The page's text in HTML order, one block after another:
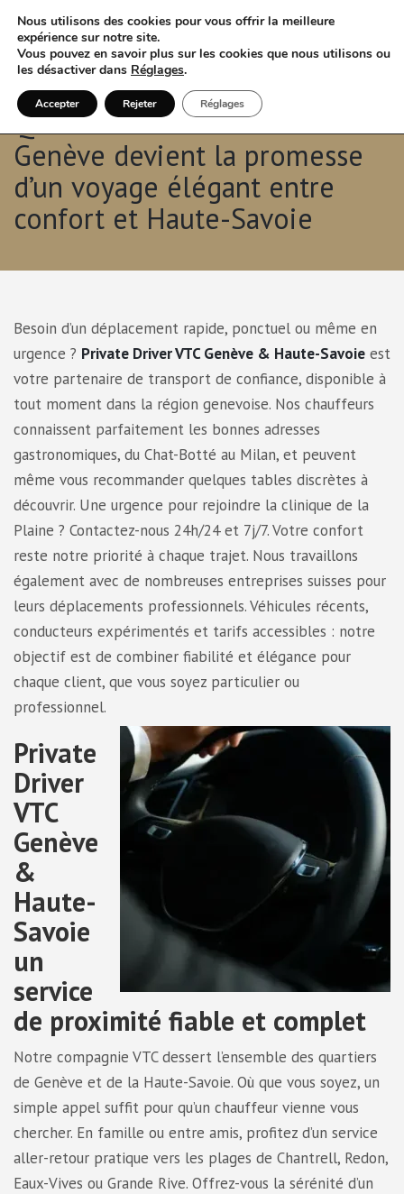
Quand choisir un VTC à
Genève devient la promesse
d’un voyage élégant entre
confort et Haute-Savoie
Besoin d’un déplacement rapide, ponctuel ou même en
urgence ? Private Driver VTC Genève & Haute-Savoie est
votre partenaire de transport de confiance, disponible à
tout moment dans la région genevoise. Nos chauffeurs
connaissent parfaitement les bonnes adresses
gastronomiques, du Chat-Botté au Milan, et peuvent
même vous recommander quelques tables discrètes à
découvrir. Une urgence pour rejoindre la clinique de la
Plaine ? Contactez-nous 24h/24 et 7j/7. Votre confort
reste notre priorité à chaque trajet. Nous travaillons
également avec de nombreuses entreprises suisses pour
leurs déplacements professionnels. Véhicules récents,
conducteurs expérimentés et tarifs accessibles : notre
objectif est de combiner fiabilité et élégance pour
chaque client, que vous soyez particulier ou
professionnel.
Private
Driver
VTC
Genève
&
Haute-
Savoie
un
service
de proximité fiable et complet
Notre compagnie VTC dessert l’ensemble des quartiers
de Genève et de la Haute-Savoie. Où que vous soyez, un
simple appel suffit pour qu’un chauffeur vienne vous
chercher. En famille ou entre amis, profitez d’un service
aller-retour pratique vers les plages de Chantrell, Redon,
Eaux-Vives ou Grande Rive. Offrez-vous la sérénité d’un
Nous utilisons des cookies pour vous offrir la meilleure
expérience sur notre site.
Vous pouvez en savoir plus sur les cookies que nous utilisons ou
les désactiver dans Réglages.
Accepter Rejeter Réglages